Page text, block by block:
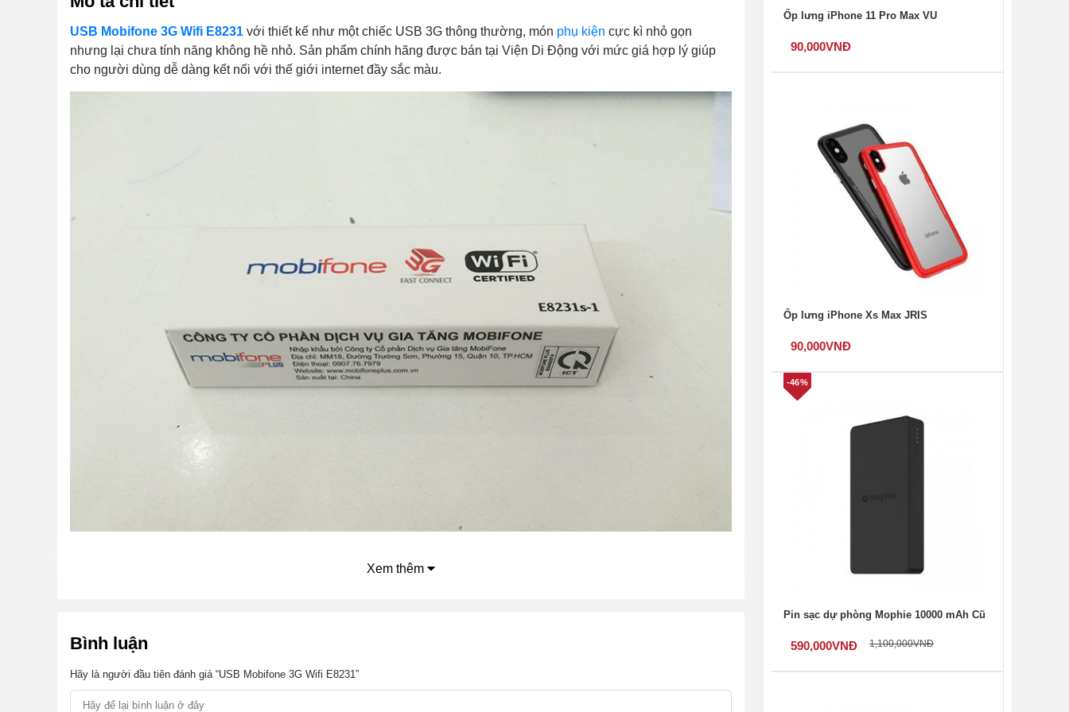
USB Mobifone 3G Wifi E8231 với thiết kế như một chiếc USB 3G thông thường, món phụ kiện cực kì nhỏ gọn
nhưng lại chưa tính năng không hề nhỏ. Sản phẩm chính hãng được bán tại Viện Di Động với mức giá hợp lý giúp
cho người dùng dễ dàng kết nối với thế giới internet đầy sắc màu.
3. Mua USB Mobifone 3G Wifi E8231 ở đâu chất lượng?
1. Ưu điểm của USB Mobifone 3G Wifi E8231
Xem thêm
Bình luận
Hãy là người đầu tiên đánh giá “USB Mobifone 3G Wifi E8231”
Ốp lưng iPhone 11 Pro Max VU
90,000VNĐ
Ốp lưng iPhone Xs Max JRIS
90,000VNĐ
-46%
Pin sạc dự phòng Mophie 10000 mAh Cũ
590,000VNĐ 1,100,000VNĐ